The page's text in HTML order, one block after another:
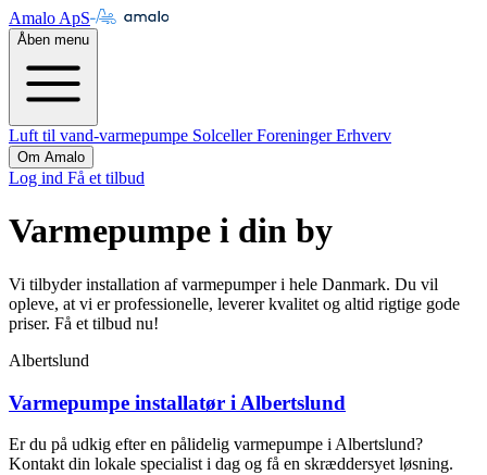
Amalo ApS
Åben menu
Luft til vand-varmepumpe SolcellerForeningerErhverv
Om Amalo
Log ind Få et tilbud
Varmepumpe i din by
Vi tilbyder installation af varmepumper i hele Danmark. Du vil
opleve, at vi er professionelle, leverer kvalitet og altid rigtige gode
priser. Få et tilbud nu!
Albertslund
Varmepumpe installatør i Albertslund
Er du på udkig efter en pålidelig varmepumpe i Albertslund?
Kontakt din lokale specialist i dag og få en skræddersyet løsning.